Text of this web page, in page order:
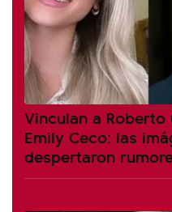
Vinculan a
Emily Ceco: las
despertaron